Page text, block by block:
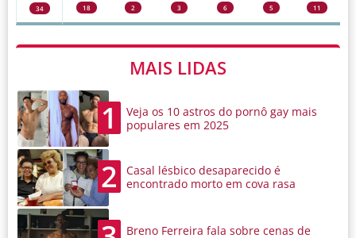
34 18 2 3 6 5 11
MAIS LIDAS
1
Veja os 10 astros do pornô gay mais
populares em 2025
2
Casal lésbico desaparecido é
encontrado morto em cova rasa
Breno Ferreira fala sobre cenas de